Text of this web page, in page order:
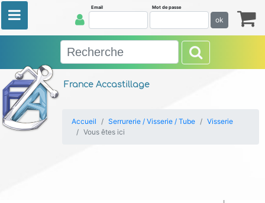
France Accastillage
Email Mot de passe
ok
Accueil Serrurerie / Visserie / Tube
Visserie
Vous êtes ici